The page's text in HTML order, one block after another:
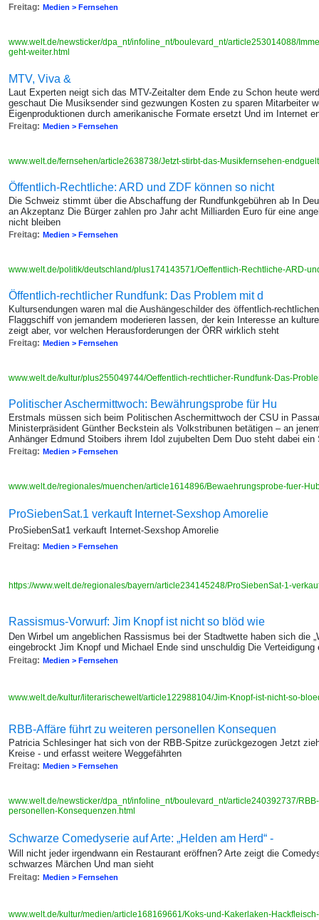
Freitag: Medien > Fernsehen
www.welt.de/newsticker/dpa_nt/infoline_nt/boulevard_nt/article253014088/
geht-weiter.html
MTV, Viva &
Laut Experten neigt sich das MTV-Zeitalter dem Ende zu Schon heute
geschaut Die Musiksender sind gezwungen Kosten zu sparen Mitarbeiter
Eigenproduktionen durch amerikanische Formate ersetzt Und im Internet
Freitag: Medien > Fernsehen
www.welt.de/fernsehen/article2638738/Jetzt-stirbt-das-Musikfernsehen-
Öffentlich-Rechtliche: ARD und ZDF können so nicht
Die Schweiz stimmt über die Abschaffung der Rundfunkgebühren ab In
an Akzeptanz Die Bürger zahlen pro Jahr acht Milliarden Euro für eine
nicht bleiben
Freitag: Medien > Fernsehen
www.welt.de/politik/deutschland/plus174143571/Oeffentlich-Rechtliche-ARD-
Öffentlich-rechtlicher Rundfunk: Das Problem mit d
Kultursendungen waren mal die Aushängeschilder des öffentlich-
Flaggschiff von jemandem moderieren lassen, der kein Interesse an
zeigt aber, vor welchen Herausforderungen der ÖRR wirklich steht
Freitag: Medien > Fernsehen
www.welt.de/kultur/plus255049744/Oeffentlich-rechtlicher-Rundfunk-Das-
Politischer Aschermittwoch: Bewährungsprobe für Hu
Erstmals müssen sich beim Politischen Aschermittwoch der CSU in
Ministerpräsident Günther Beckstein als Volkstribunen betätigen – an
Anhänger Edmund Stoibers ihrem Idol zujubelten Dem Duo steht dabei ein
Freitag: Medien > Fernsehen
www.welt.de/regionales/muenchen/article1614896/Bewaehrungsprobe-fuer-
ProSiebenSat.1 verkauft Internet-Sexshop Amorelie
ProSiebenSat1 verkauft Internet-Sexshop Amorelie
Freitag: Medien > Fernsehen
https://www.welt.de/regionales/bayern/article234145248/ProSiebenSat-1-
Rassismus-Vorwurf: Jim Knopf ist nicht so blöd wie
Den Wirbel um angeblichen Rassismus bei der Stadtwette haben sich die
eingebrockt Jim Knopf und Michael Ende sind unschuldig Die
Freitag: Medien > Fernsehen
www.welt.de/kultur/literarischewelt/article122988104/Jim-Knopf-ist-nicht-so-
RBB-Affäre führt zu weiteren personellen Konsequen
Patricia Schlesinger hat sich von der RBB-Spitze zurückgezogen Jetzt
Kreise - und erfasst weitere Weggefährten
Freitag: Medien > Fernsehen
www.welt.de/newsticker/dpa_nt/infoline_nt/boulevard_nt/article240392737/
personellen-Konsequenzen.html
Schwarze Comedyserie auf Arte: „Helden am Herd“ -
Will nicht jeder irgendwann ein Restaurant eröffnen? Arte zeigt die
schwarzes Märchen Und man sieht
Freitag: Medien > Fernsehen
www.welt.de/kultur/medien/article168169661/Koks-und-Kakerlaken-